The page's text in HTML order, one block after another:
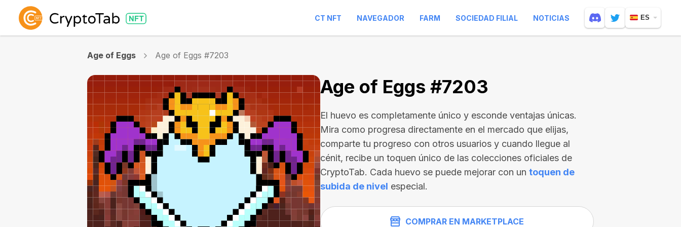
CT NFT NAVEGADOR FARM SOCIEDAD FILIAL NOTICIAS ES
Age of Eggs Age of Eggs #7203
Age of Eggs #7203
El huevo es completamente único y esconde ventajas únicas.
Mira como progresa directamente en el mercado que elijas,
comparte tu progreso con otros usuarios y cuando llegue al
cénit, recibe un toquen único de las colecciones oficiales de
CryptoTab. Cada huevo se puede mejorar con un toquen de
subida de nivel especial.
COMPRAR EN MARKETPLACE